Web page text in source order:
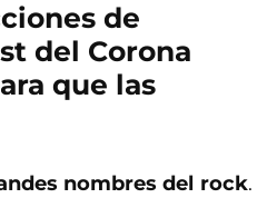
de
del Corona
que las
nombres del rock.